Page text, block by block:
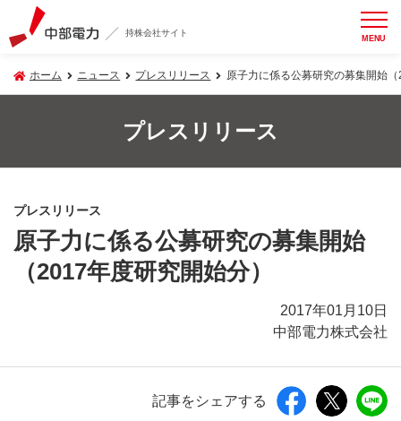
持株会社サイト MENU
ホーム ニュース プレスリリース 原子力に係る公募研究の募集開始
プレスリリース
プレスリリース
原子力に係る公募研究の募集開始
（2017年度研究開始分）
2017年01月10日
中部電力株式会社
記事をシェアする